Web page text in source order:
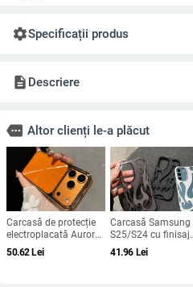
settingsSpecificații produs
description Descriere
more Altor clienți le-a plăcut
Carcasă de protecție
electroplacată Aurora
pentru iPhone 12–17
Pro și Pro Max,
50.62Lei
Carcasă Samsung
S25/S24 cu finisaj
electroplatat în
flacără, design
41.96 Lei